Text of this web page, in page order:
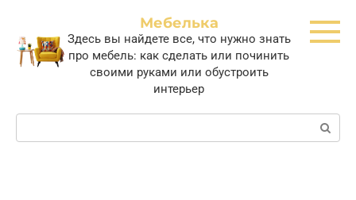
контенту
Мебелька
Здесь вы найдете все, что нужно знать
про мебель: как сделать или починить
своими руками или обустроить
интерьер
Поиск: